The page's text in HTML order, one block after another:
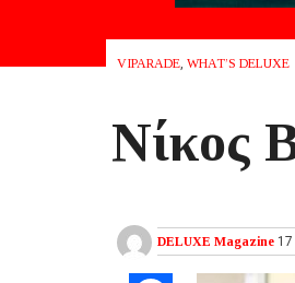
VIPARADE, WHAT’S DELUXE
Νίκος
DELUXE Magazine 17